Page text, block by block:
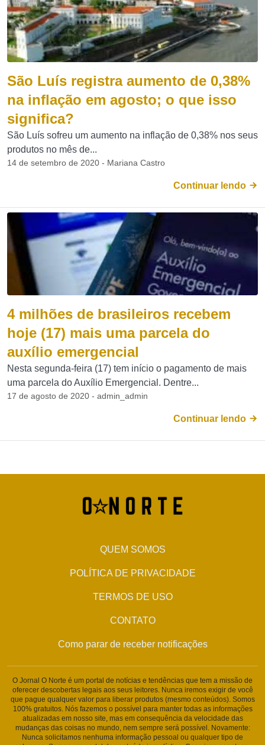
São Luís registra aumento de 0,38%
na inflação em agosto; o que isso
significa?
São Luís sofreu um aumento na inflação de 0,38% nos seus
produtos no mês de...
14 de setembro de 2020 - Mariana Castro
Continuar lendo
4 milhões de brasileiros recebem
hoje (17) mais uma parcela do
auxílio emergencial
Nesta segunda-feira (17) tem início o pagamento de mais
uma parcela do Auxílio Emergencial. Dentre...
17 de agosto de 2020 - admin_admin
Continuar lendo
QUEM SOMOS
POLÍTICA DE PRIVACIDADE
TERMOS DE USO
CONTATO
Como parar de receber notificações
O Jornal O Norte é um portal de notícias e tendências que tem a missão de
oferecer descobertas legais aos seus leitores. Nunca iremos exigir de você
que pague qualquer valor para liberar produtos (mesmo conteúdos). Somos
100% gratuitos. Nós fazemos o possível para manter todas as informações
atualizadas em nosso site, mas em consequência da velocidade das
mudanças das coisas no mundo, nem sempre será possível. Novamente:
Nunca solicitamos nenhuma informação pessoal ou qualquer tipo de